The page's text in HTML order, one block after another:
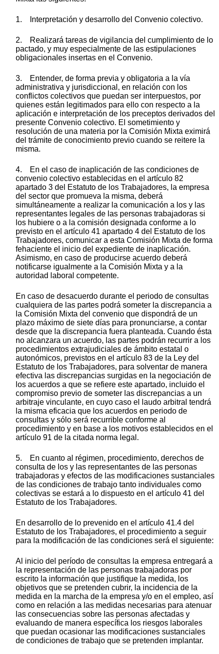
1. Interpretación y desarrollo del Convenio colectivo.
2. Realizará tareas de vigilancia del cumplimiento de lo
pactado, y muy especialmente de las estipulaciones
obligacionales insertas en el Convenio.
3. Entender, de forma previa y obligatoria a la vía
administrativa y jurisdiccional, en relación con los
conflictos colectivos que puedan ser interpuestos, por
quienes están legitimados para ello con respecto a la
aplicación e interpretación de los preceptos derivados del
presente Convenio colectivo. El sometimiento y
resolución de una materia por la Comisión Mixta eximirá
del trámite de conocimiento previo cuando se reitere la
misma.
4. En el caso de inaplicación de las condiciones de
convenio colectivo establecidas en el artículo 82
apartado 3 del Estatuto de los Trabajadores, la empresa
del sector que promueva la misma, deberá
simultáneamente a realizar la comunicación a los y las
representantes legales de las personas trabajadoras si
los hubiere o a la comisión designada conforme a lo
previsto en el artículo 41 apartado 4 del Estatuto de los
Trabajadores, comunicar a esta Comisión Mixta de forma
fehaciente el inicio del expediente de inaplicación.
Asimismo, en caso de producirse acuerdo deberá
notificarse igualmente a la Comisión Mixta y a la
autoridad laboral competente.
En caso de desacuerdo durante el periodo de consultas
cualquiera de las partes podrá someter la discrepancia a
la Comisión Mixta del convenio que dispondrá de un
plazo máximo de siete días para pronunciarse, a contar
desde que la discrepancia fuera planteada. Cuando ésta
no alcanzara un acuerdo, las partes podrán recurrir a los
procedimientos extrajudiciales de ámbito estatal o
autonómicos, previstos en el artículo 83 de la Ley del
Estatuto de los Trabajadores, para solventar de manera
efectiva las discrepancias surgidas en la negociación de
los acuerdos a que se refiere este apartado, incluido el
compromiso previo de someter las discrepancias a un
arbitraje vinculante, en cuyo caso el laudo arbitral tendrá
la misma eficacia que los acuerdos en periodo de
consultas y sólo será recurrible conforme al
procedimiento y en base a los motivos establecidos en el
artículo 91 de la citada norma legal.
5. En cuanto al régimen, procedimiento, derechos de
consulta de los y las representantes de las personas
trabajadoras y efectos de las modificaciones sustanciales
de las condiciones de trabajo tanto individuales como
colectivas se estará a lo dispuesto en el artículo 41 del
Estatuto de los Trabajadores.
En desarrollo de lo prevenido en el artículo 41.4 del
Estatuto de los Trabajadores, el procedimiento a seguir
para la modificación de las condiciones será el siguiente:
Al inicio del período de consultas la empresa entregará a
la representación de las personas trabajadoras por
escrito la información que justifique la medida, los
objetivos que se pretenden cubrir, la incidencia de la
medida en la marcha de la empresa y/o en el empleo, así
como en relación a las medidas necesarias para atenuar
las consecuencias sobre las personas afectadas y
evaluando de manera específica los riesgos laborales
que puedan ocasionar las modificaciones sustanciales
de condiciones de trabajo que se pretenden implantar.